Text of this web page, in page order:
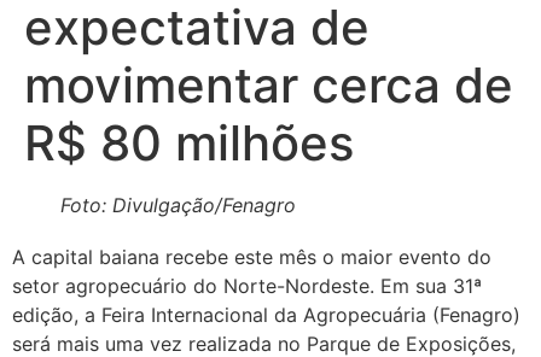
expectativa de
movimentar cerca de
R$ 80 milhões
Foto: Divulgação/Fenagro
A capital baiana recebe este mês o maior evento do
setor agropecuário do Norte-Nordeste. Em sua 31ª
edição, a Feira Internacional da Agropecuária (Fenagro)
será mais uma vez realizada no Parque de Exposições,